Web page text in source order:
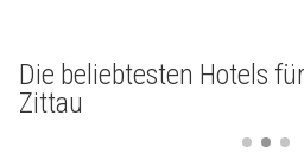
Die beliebtesten Hotels
Zittau